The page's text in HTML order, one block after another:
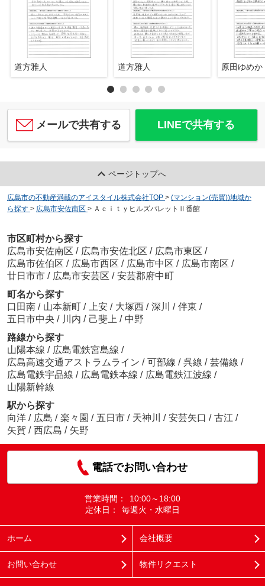
道方雅人 道方雅人 原田ゆめか
メールで共有する LINEで共有する
ページトップへ
広島市の不動産満載のアイスタイル株式会社TOP > (マンション(売買))地域か
ら探す > 広島市安佐南区 > ＡｃｉｔｙヒルズパレットⅡ番館
市区町村から探す
広島市安佐南区 / 広島市安佐北区 / 広島市東区 /
広島市佐伯区 / 広島市西区 / 広島市中区 / 広島市南区 /
廿日市市 / 広島市安芸区 / 安芸郡府中町
町名から探す
口田南 / 山本新町 / 上安 / 大塚西 / 深川 / 伴東 /
五日市中央 / 川内 / 己斐上 / 中野
路線から探す
山陽本線 / 広島電鉄宮島線 /
広島高速交通アストラムライン / 可部線 / 呉線 / 芸備線 /
広島電鉄宇品線 / 広島電鉄本線 / 広島電鉄江波線 /
山陽新幹線
駅から探す
向洋 / 広島 / 楽々園 / 五日市 / 天神川 / 安芸矢口 / 古江 /
矢賀 / 西広島 / 矢野
電話でお問い合わせ
営業時間：
10:00～18:00
定休日：
毎週火・水曜日
ホーム 会社概要
お問い合わせ 物件リクエスト